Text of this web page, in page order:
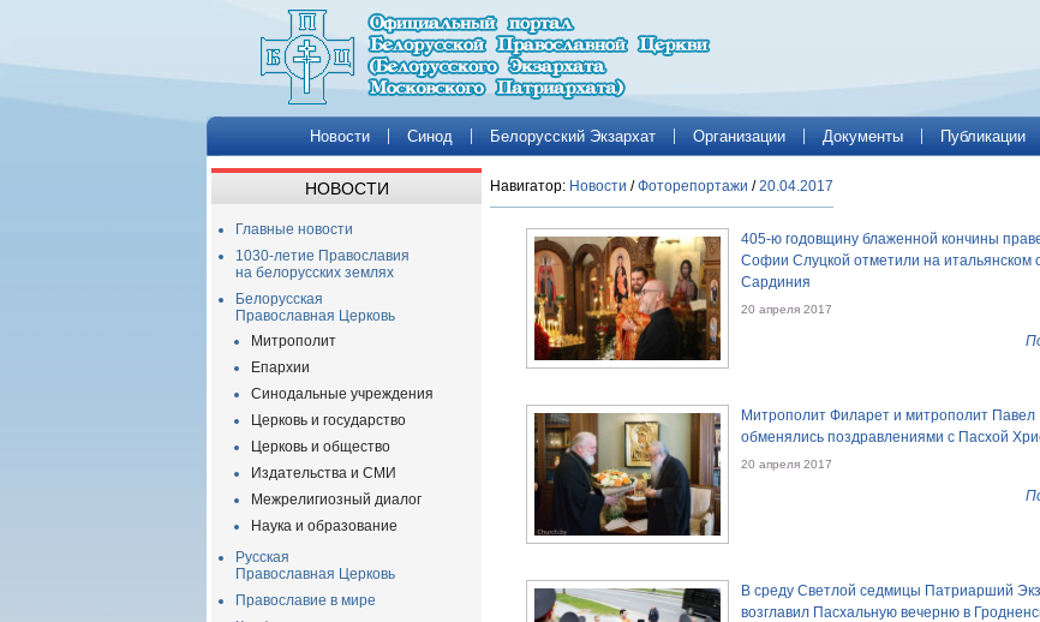
Новости Синод Белорусский Экзархат Организации Документы Публикации
НОВОСТИ
Главные новости
1030-летие Православия
на белорусских землях
Белорусская
Православная Церковь
Митрополит
Епархии
Синодальные учреждения
Церковь и государство
Церковь и общество
Издательства и СМИ
Межрелигиозный диалог
Наука и образование
Русская
Православная Церковь
Православие в мире
Навигатор: Новости /Фоторепортажи /20.04.2017
405-ю годовщину блаженной кончины
Софии Слуцкой отметили на итальянском
Сардиния
20 апреля 2017
Митрополит Филарет и митрополит Павел
обменялись поздравлениями с Пасхой
20 апреля 2017
В среду Светлой седмицы Патриарший
возглавил Пасхальную вечерню в